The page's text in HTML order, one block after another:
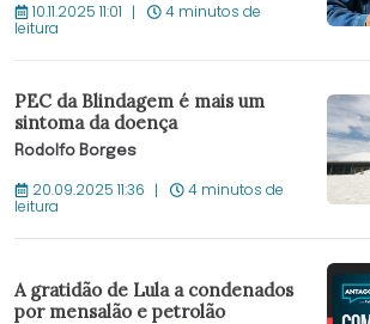
10.11.2025 11:01 4 minutos de
leitura
PEC da Blindagem é mais um
sintoma da doença
Rodolfo Borges
20.09.2025 11:36 4 minutos de
leitura
A gratidão de Lula a condenados
por mensalão e petrolão